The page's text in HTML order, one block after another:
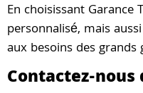
En choisissant
personnalisé, mais
aux besoins des
Contactez-nous